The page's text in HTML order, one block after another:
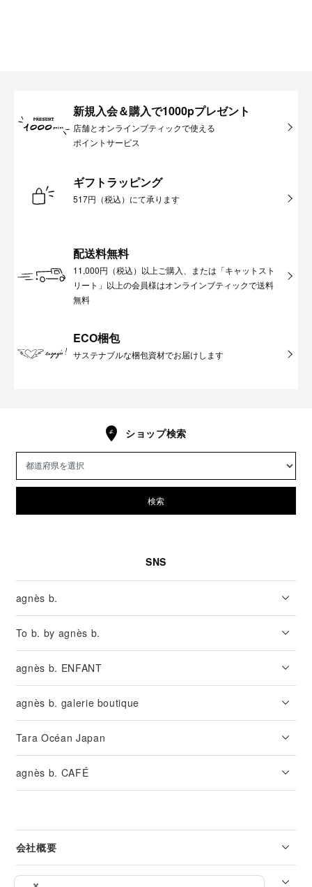
新規入会＆購入で1000pプレゼント
店舗とオンラインブティックで使える
ポイントサービス
ギフトラッピング
517円（税込）にて承ります
配送料無料
11,000円（税込）以上ご購入、または「キャットスト
リート」以上の会員様はオンラインブティックで送料
無料
ECO梱包
サステナブルな梱包資材でお届けします
ショップ検索
検索
SNS
agnès b.
To b. by agnès b.
agnès b. ENFANT
agnès b. galerie boutique
Tara Océan Japan
agnès b. CAFÉ
会社概要
リーガル